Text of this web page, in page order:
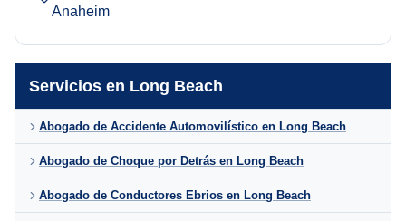
Servicios en Long Beach
Abogado de Accidente Automovilístico en Long Beach
Abogado de Choque por Detrás en Long Beach
Abogado de Conductores Ebrios en Long Beach
Anaheim